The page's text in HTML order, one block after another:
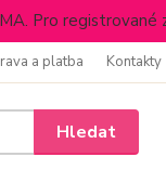
Pro registrované
a platba Kontakty
Hledat